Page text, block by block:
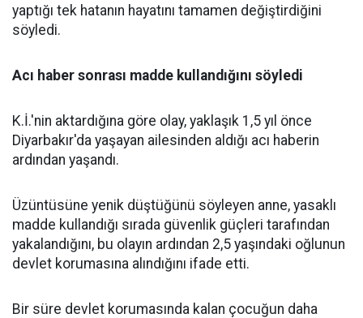
yaptığı tek hatanın hayatını tamamen değiştirdiğini
söyledi.
Acı haber sonrası madde kullandığını söyledi
K.İ.'nin aktardığına göre olay, yaklaşık 1,5 yıl önce
Diyarbakır'da yaşayan ailesinden aldığı acı haberin
ardından yaşandı.
Üzüntüsüne yenik düştüğünü söyleyen anne, yasaklı
madde kullandığı sırada güvenlik güçleri tarafından
yakalandığını, bu olayın ardından 2,5 yaşındaki oğlunun
devlet korumasına alındığını ifade etti.
Bir süre devlet korumasında kalan çocuğun daha